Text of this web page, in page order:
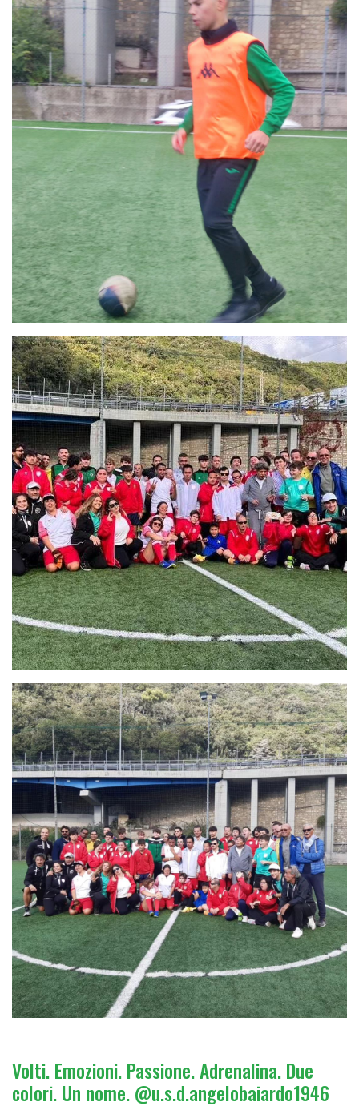
Volti. Emozioni. Passione. Adrenalina. Due
colori. Un nome. @u.s.d.angelobaiardo1946